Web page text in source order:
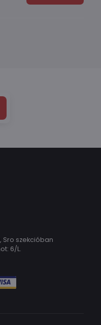
Sro szekcióban
6/L.